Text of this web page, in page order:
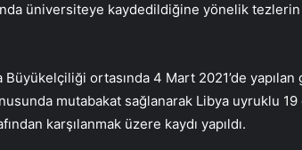
üniversiteye kaydedildiğine yönelik
ortasında 4 Mart 2021’de
mutabakat sağlanarak Libya uyruklu
karşılanmak üzere kaydı yapıldı.